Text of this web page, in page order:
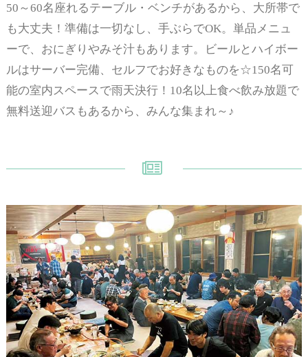
50～60名座れるテーブル・ベンチがあるから、大所帯で
も大丈夫！準備は一切なし、手ぶらでOK。単品メニュ
ーで、おにぎりやみそ汁もあります。ビールとハイボー
ルはサーバー完備、セルフでお好きなものを☆150名可
能の室内スペースで雨天決行！10名以上食べ飲み放題で
無料送迎バスもあるから、みんな集まれ～♪